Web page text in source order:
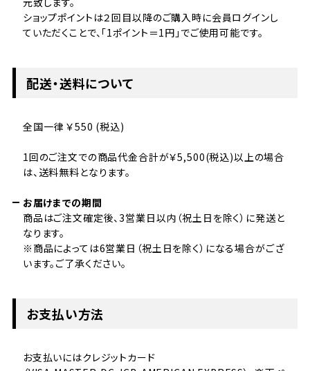
ショップポイントは２回目以降のご購入時に会員ログインし
ていただくことで、「1ポイント＝1円」でご使用可能です。
配送・送料について
全国一律 ￥550 (税込)
1回のご注文での商品代金合計が￥5,500(税込)以上の場合
は、送料無料となります。
お届けまでの期間
商品はご注文確定後、3営業日以内（祝土日を除く）に発送と
なります。
※商品によっては6営業日（祝土日を除く）になる場合がござ
います。ご了承ください。
お支払い方法
お支払いにはクレジットカード